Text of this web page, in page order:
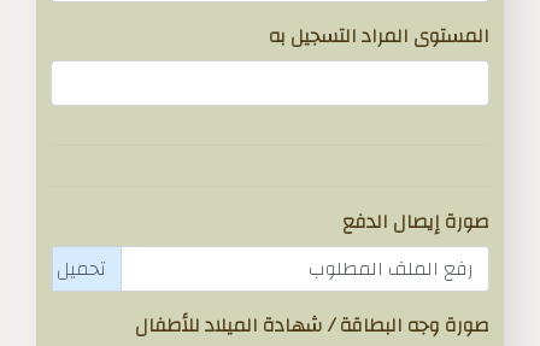
المستوى المراد التسجيل به
صورة إيصال الدفع
رفع الملف المطلوب
صورة وجه البطاقة / شهادة الميلاد للأطفال